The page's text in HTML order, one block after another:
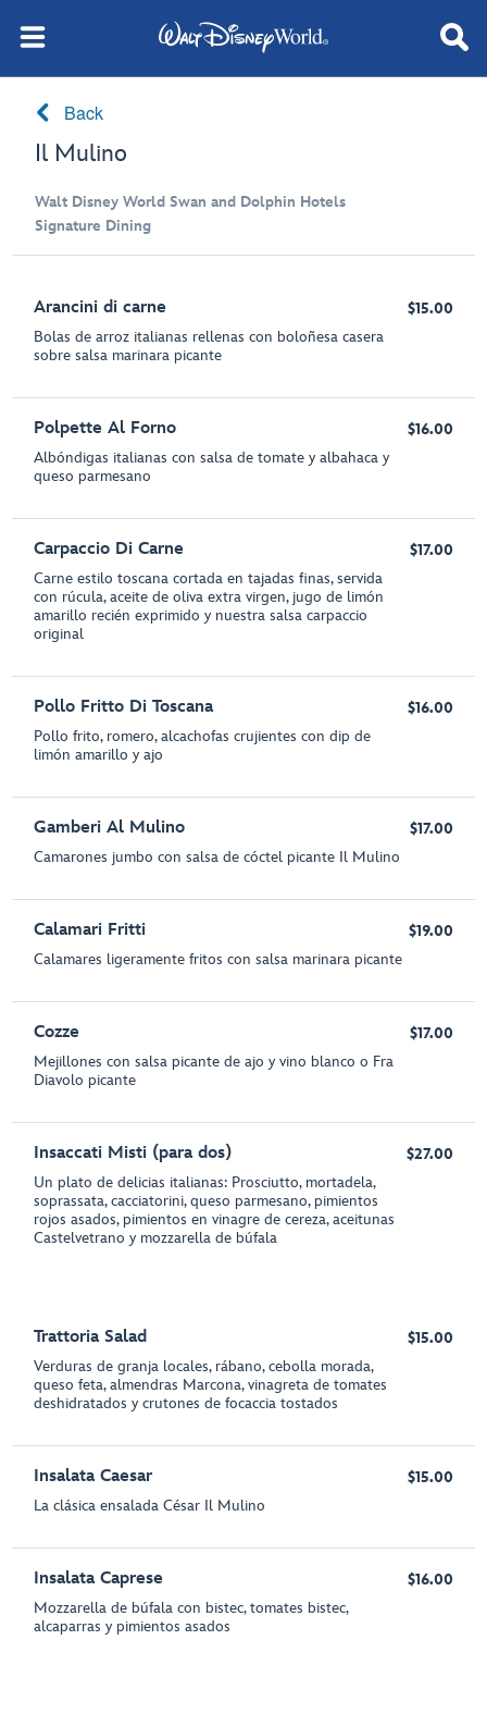
Back
Il Mulino
Walt Disney World Swan and Dolphin Hotels
Signature Dining
Arancini di carne
Bolas de arroz italianas rellenas con boloñesa casera
sobre salsa marinara picante
$15.00
Polpette Al Forno
Albóndigas italianas con salsa de tomate y albahaca y
queso parmesano
$16.00
Carpaccio Di Carne
Carne estilo toscana cortada en tajadas finas, servida
con rúcula, aceite de oliva extra virgen, jugo de limón
amarillo recién exprimido y nuestra salsa carpaccio
original
$17.00
Pollo Fritto Di Toscana
Pollo frito, romero, alcachofas crujientes con dip de
limón amarillo y ajo
$16.00
Gamberi Al Mulino
Camarones jumbo con salsa de cóctel picante Il Mulino
$17.00
Calamari Fritti
Calamares ligeramente fritos con salsa marinara picante
$19.00
Cozze
Mejillones con salsa picante de ajo y vino blanco o Fra
Diavolo picante
$17.00
Insaccati Misti (para dos)
Un plato de delicias italianas: Prosciutto, mortadela,
soprassata, cacciatorini, queso parmesano, pimientos
rojos asados, pimientos en vinagre de cereza, aceitunas
Castelvetrano y mozzarella de búfala
$27.00
Trattoria Salad
Verduras de granja locales, rábano, cebolla morada,
queso feta, almendras Marcona, vinagreta de tomates
deshidratados y crutones de focaccia tostados
$15.00
Insalata Caesar
La clásica ensalada César Il Mulino
$15.00
Insalata Caprese
Mozzarella de búfala con bistec, tomates bistec,
alcaparras y pimientos asados
$16.00